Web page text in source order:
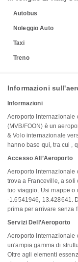
Autobus
Noleggio Auto
Taxi
Treno
Informazioni
Informazioni
Aeroporto Internazionale
(MVB/FOON) è un
& Volo internazionale
hanno base qui, tra cui ,
Accesso All’Aeroporto
Aeroporto Internazionale
trova a Franceville, a soli
tuo viaggio. Usi mappe o
-1.6541946, 13.428641.
prima per arrivare senza
Servizi Dell’Aeroporto
Aeroporto Internazionale
un'ampia gamma di
Oltre agli elementi